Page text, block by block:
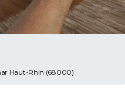
Haut-Rhin (68000)